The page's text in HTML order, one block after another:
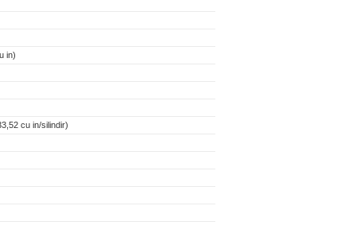
in)
cu in/silindir)